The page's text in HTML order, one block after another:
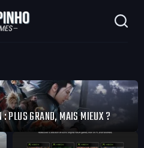
: PLUS GRAND, MAIS MIEUX ?